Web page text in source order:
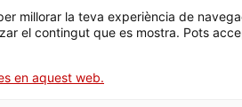
li permeti escalar el
ideal per a qualsevol
Lisbona, CEO de
millorar la teva experiència de
el contingut que es mostra. Pots
en aquest web.